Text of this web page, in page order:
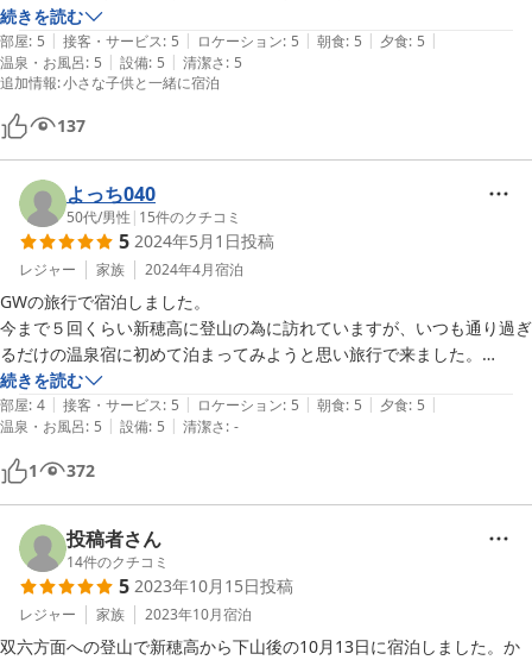
す。カメムシが出ますが…この辺りはどこの宿も出ます。捕獲用のガム
デープが用意されていますので虫採り好きの孫にとっては最高な環境。
美味しい食事とお風呂を満喫できるので、私にとって最高の宿となって
おります。
孫も『帰りたくない』と言うほどでした。
続きを読む
部屋: 5 | 接客・サービス: 5 | ロケーション: 5 | 朝食: 5 | 夕食: 5 |
温泉・お風呂: 5 | 設備: 5 | 清潔さ: 5
追加情報:小さな子供と一緒に宿泊
137
よっち040
50代/男性 | 15件のクチコミ
5 2024年5月1日投稿
レジャー 家族 2024年4月宿泊
GWの旅行で宿泊しました。
今まで５回くらい新穂高に登山の為に訪れていますが、いつも通り過ぎ
るだけの温泉宿に初めて泊まってみようと思い旅行で来ました。
敷居の高そうな温泉宿がたくさん有る中で
こちらの温泉宿はとてもリーズナブルですが、食事も温泉も高級旅館に
全く引けを取っていません。
むしろおかみさんの心遣いとご説明がとても心地よくしてくれます。
食事が何といっても味と量が大満足です。
飛騨牛の朴葉味噌焼きはお肉も柔らかく絶品でした。他にもたくさん食
べきれない量の食事でした。
立地も温泉も最高でした。部屋から春の槍ヶ岳をはじめ北アルプスの山
並みが一望できるのも素敵です。
温泉は全部で3か所有りそれぞれ貸し切りで入れるのも良いです。
続きを読む
部屋: 4 | 接客・サービス: 5 | ロケーション: 5 | 朝食: 5 | 夕食: 5 |
温泉・お風呂: 5 | 設備: 5 | 清潔さ: -
1 372
投稿者さん
14件のクチコミ
5 2023年10月15日投稿
レジャー 家族 2023年10月宿泊
双六方面への登山で新穂高から下山後の10月13日に宿泊しました。か